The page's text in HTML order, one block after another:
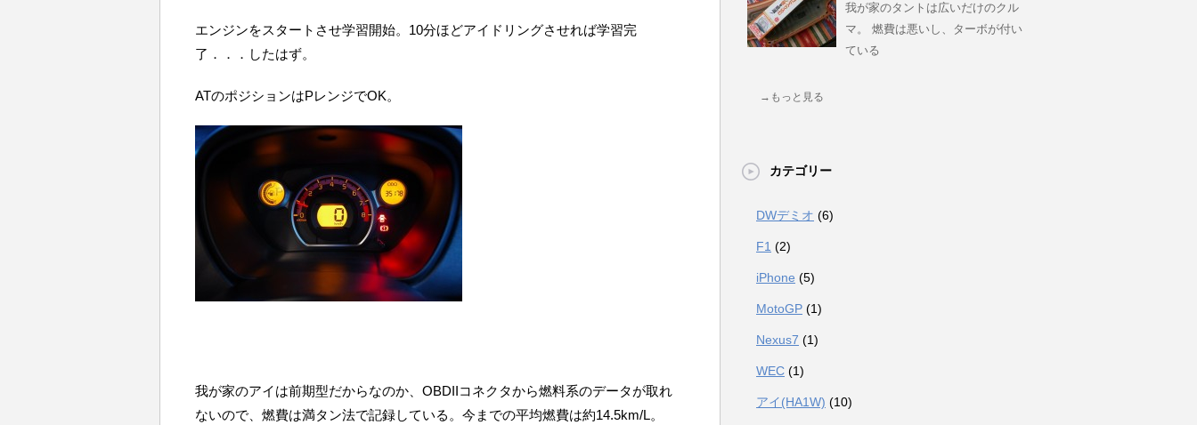
エンジンをスタートさせ学習開始。10分ほどアイドリングさせれば学習完
了．．．したはず。
ATのポジションはPレンジでOK。
我が家のアイは前期型だからなのか、OBDIIコネクタから燃料系のデータが取れ
ないので、燃費は満タン法で記録している。今までの平均燃費は約14.5km/L。
我が家のタントは広いだけのクル
マ。 燃費は悪いし、ターボが付い
ている
→もっと見る
カテゴリー
DWデミオ (6)
F1 (2)
iPhone (5)
MotoGP (1)
Nexus7 (1)
WEC (1)
アイ(HA1W) (10)